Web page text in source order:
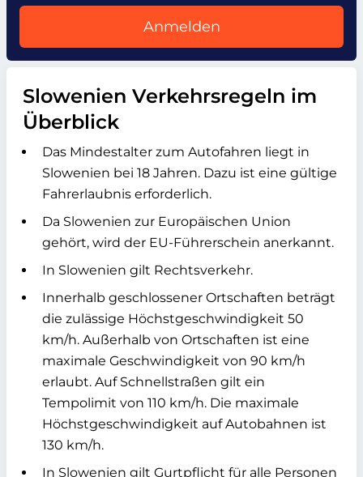
Anmelden
Slowenien Verkehrsregeln im
Überblick
Das Mindestalter zum Autofahren liegt in
Slowenien bei 18 Jahren. Dazu ist eine gültige
Fahrerlaubnis erforderlich.
Da Slowenien zur Europäischen Union
gehört, wird der EU-Führerschein anerkannt.
In Slowenien gilt Rechtsverkehr.
Innerhalb geschlossener Ortschaften beträgt
die zulässige Höchstgeschwindigkeit 50
km/h. Außerhalb von Ortschaften ist eine
maximale Geschwindigkeit von 90 km/h
erlaubt. Auf Schnellstraßen gilt ein
Tempolimit von 110 km/h. Die maximale
Höchstgeschwindigkeit auf Autobahnen ist
130 km/h.
In Slowenien gilt Gurtpflicht für alle Personen